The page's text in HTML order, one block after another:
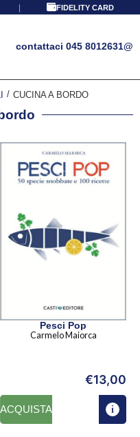
SPECIALE LIBRI
FIDELITY CARD
contattaci 045 8012631@
/ CUCINA A BORDO
Pesci Pop
Carmelo Maiorca
€13,00
ACQUISTA